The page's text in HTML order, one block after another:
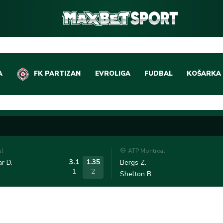
FK PARTIZAN EVROLIGA FUDBAL
DOMAĆI FUDBAL
LIGE PETICE
KOŠARKA
EVROLIGA
ABA LIGA
D.
3.1
1
1.35
2
ATP Montreal
Bergs Z.
Shelton B.